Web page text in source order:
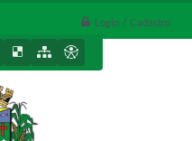
Login / Cadastro